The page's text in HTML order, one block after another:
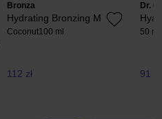
Bronza
Hydrating Bronzing Mist
Coconut100 ml
112 zł
Dr.
50 ml
91 zł